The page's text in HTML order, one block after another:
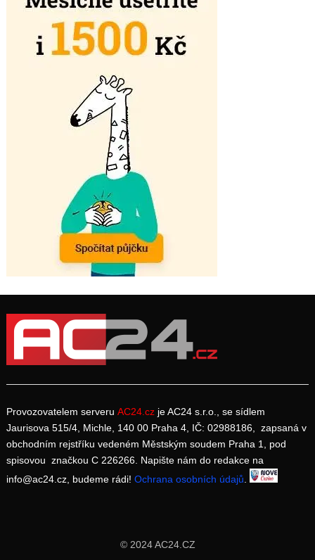
Provozovatelem serveru AC24.cz je AC24 s.r.o., se sídlem
Jaurisova 515/4, Michle, 140 00 Praha 4, IČ: 02988186, zapsaná v
obchodním rejstříku vedeném Městským soudem Praha 1, pod
spisovou značkou C 226266. Napište nám do redakce na
info@ac24.cz, budeme rádi! Ochrana osobních údajů
© 2024 AC24.CZ